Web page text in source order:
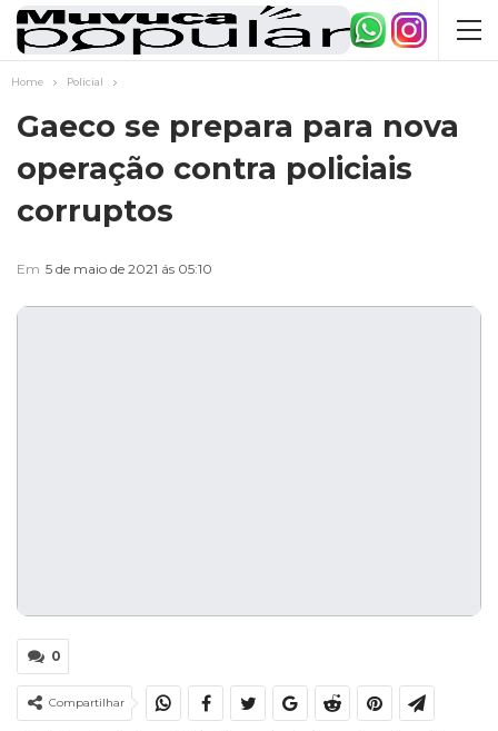
Home Policial
Gaeco se prepara para nova
operação contra policiais
corruptos
Em 5 de maio de 2021 ás 05:10
0
Compartilhar